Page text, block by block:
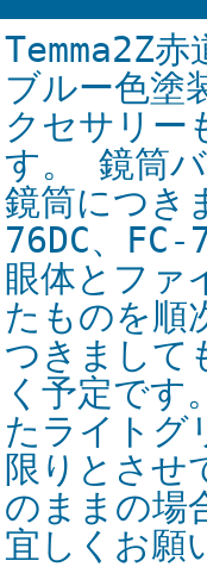
Temma2Z
ブルー色塗
クセサリー
す。 鏡筒
鏡筒につき
76DC、FC-
眼体とファ
たものを順
つきまして
く予定で
たライトグ
限りとさせ
のままの場
宜しくお願